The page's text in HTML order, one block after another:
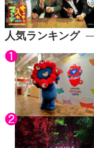
人気ランキング